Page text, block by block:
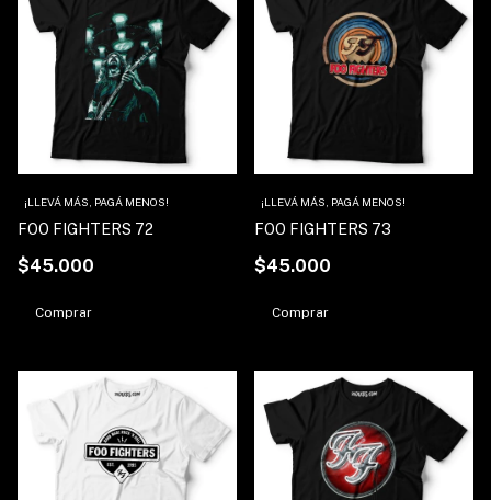
FOO FIGHTERS 72
$45.000
¡LLEVÁ MÁS, PAGÁ MENOS!
Comprar
FOO FIGHTERS 73
$45.000
¡LLEVÁ MÁS, PAGÁ MENOS!
Comprar